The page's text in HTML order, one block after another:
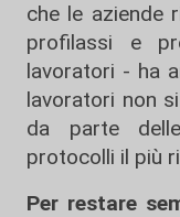
che le aziende
profilassi e
lavoratori - ha
lavoratori non
da parte
protocolli il più
Per restare